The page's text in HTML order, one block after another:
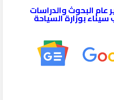
عام البحوث والدراسات
سيناء بوزارة السياحة